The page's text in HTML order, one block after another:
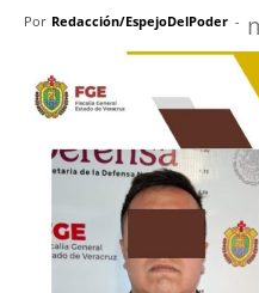
Por Redacción/EspejoDelPoder -